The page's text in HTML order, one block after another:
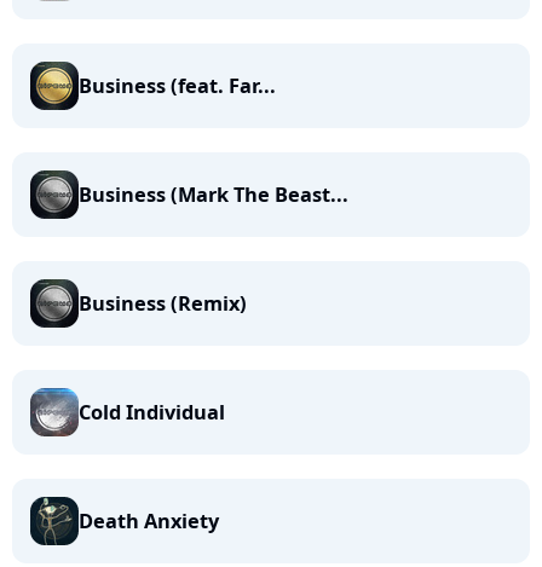
Business (feat. Far...
Business (Mark The Beast...
Business (Remix)
Cold Individual
Death Anxiety